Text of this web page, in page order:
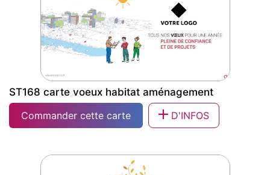
aménagement
ST168 carte voeux habitat aménagement
Commander cette carte
D'INFOS